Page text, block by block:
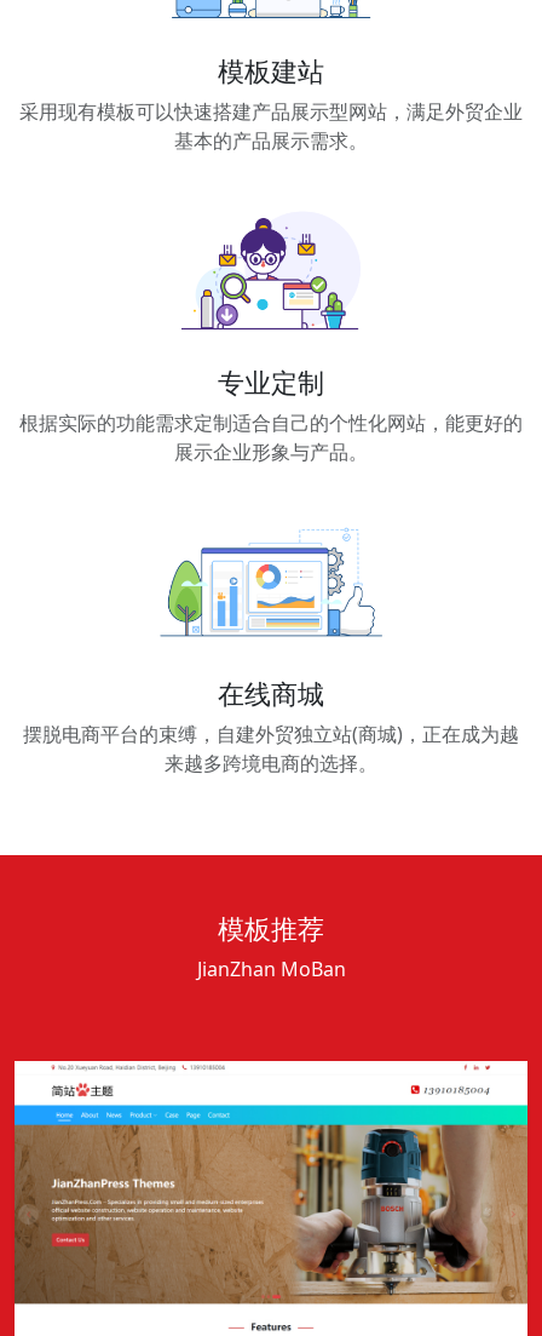
模板建站
采用现有模板可以快速搭建产品展示型网站，满足外贸企业
基本的产品展示需求。
专业定制
根据实际的功能需求定制适合自己的个性化网站，能更好的
展示企业形象与产品。
在线商城
摆脱电商平台的束缚，自建外贸独立站(商城)，正在成为越
来越多跨境电商的选择。
模板推荐
JianZhan MoBan